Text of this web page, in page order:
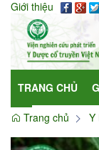
Giới thiệu
TRANG CHỦ
Trang chủ
Y